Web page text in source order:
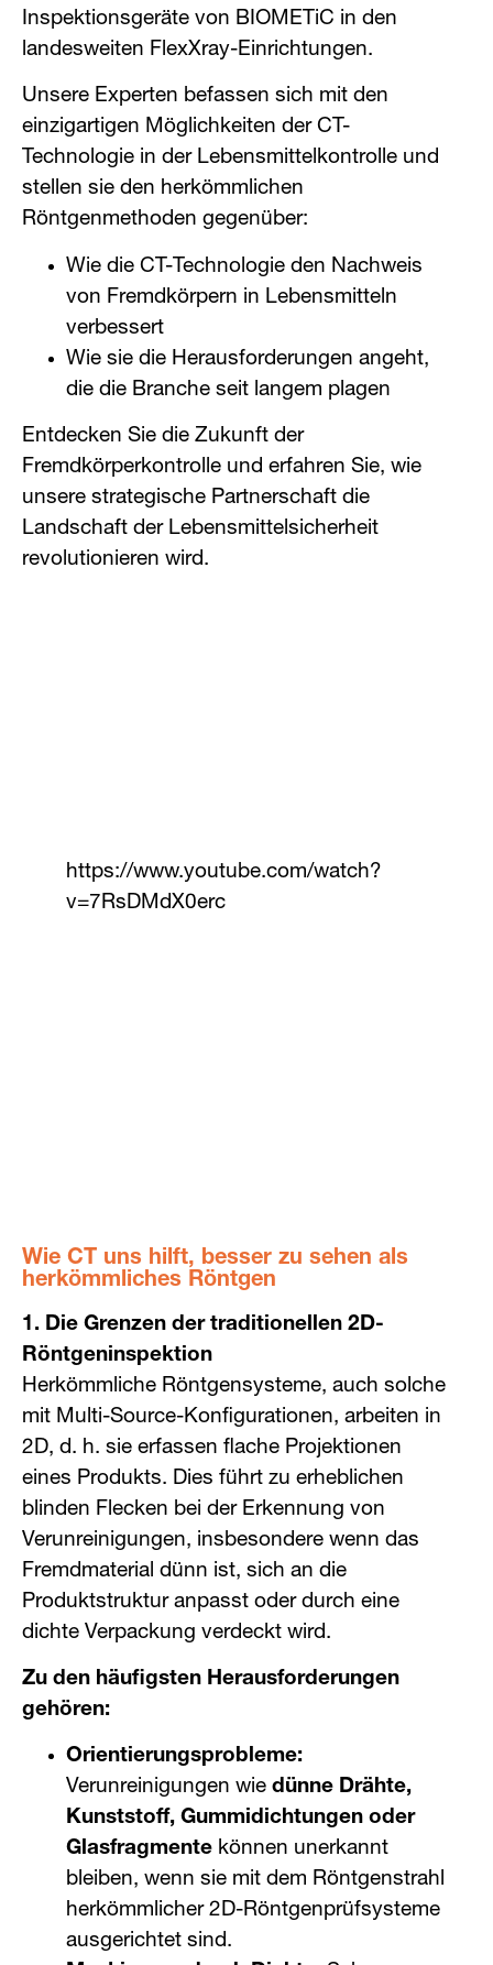
Inspektionsgeräte von BIOMETiC in den
landesweiten FlexXray-Einrichtungen.
Unsere Experten befassen sich mit den
einzigartigen Möglichkeiten der CT-
Technologie in der Lebensmittelkontrolle und
stellen sie den herkömmlichen
Röntgenmethoden gegenüber:
Wie die CT-Technologie den Nachweis
von Fremdkörpern in Lebensmitteln
verbessert
Wie sie die Herausforderungen angeht,
die die Branche seit langem plagen
Entdecken Sie die Zukunft der
Fremdkörperkontrolle und erfahren Sie, wie
unsere strategische Partnerschaft die
Landschaft der Lebensmittelsicherheit
revolutionieren wird.
https://www.youtube.com/watch?
v=7RsDMdX0erc
Wie CT uns hilft, besser zu sehen als
herkömmliches Röntgen
1. Die Grenzen der traditionellen 2D-
Röntgeninspektion
Herkömmliche Röntgensysteme, auch solche
mit Multi-Source-Konfigurationen, arbeiten in
2D, d. h. sie erfassen flache Projektionen
eines Produkts. Dies führt zu erheblichen
blinden Flecken bei der Erkennung von
Verunreinigungen, insbesondere wenn das
Fremdmaterial dünn ist, sich an die
Produktstruktur anpasst oder durch eine
dichte Verpackung verdeckt wird.
Zu den häufigsten Herausforderungen
gehören:
Orientierungsprobleme:
Verunreinigungen wie dünne Drähte,
Kunststoff, Gummidichtungen oder
Glasfragmente können unerkannt
bleiben, wenn sie mit dem Röntgenstrahl
herkömmlicher 2D-Röntgenprüfsysteme
ausgerichtet sind.